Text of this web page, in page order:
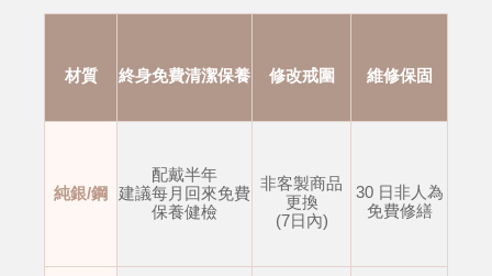
材質 終身免費清潔保養 修改戒圍 維修保固
純銀/鋼
配戴半年
建議每月回來免費
保養健檢
非客製商品
更換
(7日內)
30 日非人為
免費修繕